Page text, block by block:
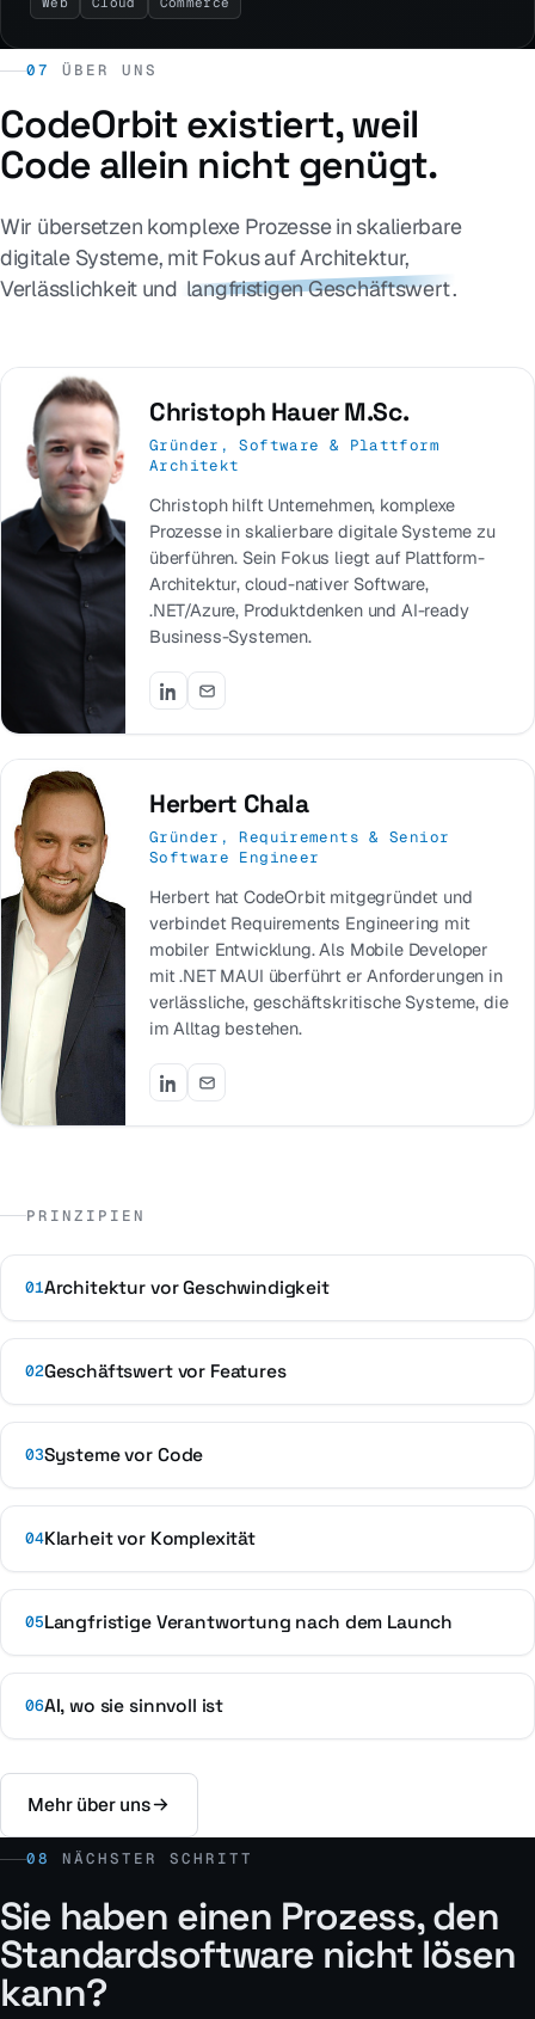
07 ÜBER UNS
CodeOrbit existiert, weil
Code allein nicht genügt.
Wir übersetzen komplexe Prozesse in skalierbare
digitale Systeme, mit Fokus auf Architektur,
Verlässlichkeit und langfristigen Geschäftswert.
Christoph Hauer M.Sc.
Gründer, Software & Plattform
Architekt
Christoph hilft Unternehmen, komplexe
Prozesse in skalierbare digitale Systeme zu
überführen. Sein Fokus liegt auf Plattform-
Architektur, cloud-nativer Software,
.NET/Azure, Produktdenken und AI-ready
Business-Systemen.
Herbert Chala
Gründer, Requirements & Senior
Software Engineer
Herbert hat CodeOrbit mitgegründet und
verbindet Requirements Engineering mit
mobiler Entwicklung. Als Mobile Developer
mit .NET MAUI überführt er Anforderungen in
verlässliche, geschäftskritische Systeme, die
im Alltag bestehen.
PRINZIPIEN
01Architektur vor Geschwindigkeit
02Geschäftswert vor Features
03Systeme vor Code
04Klarheit vor Komplexität
05Langfristige Verantwortung nach dem Launch
06AI, wo sie sinnvoll ist
Mehr über uns
08 NÄCHSTER SCHRITT
Sie haben einen Prozess, den
Standardsoftware nicht lösen
kann?